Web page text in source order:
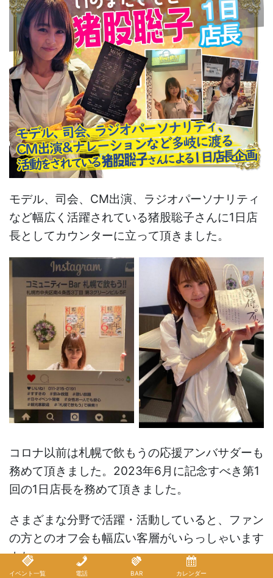
モデル、司会、CM出演、ラジオパーソナリティ
など幅広く活躍されている猪股聡子さんに1日店
長としてカウンターに立って頂きました。
コロナ以前は札幌で飲もうの応援アンバサダーも
務めて頂きました。2023年6月に記念すべき第1
回の1日店長を務めて頂きました。
さまざまな分野で活躍・活動していると、ファン
の方とのオフ会も幅広い客層がいらっしゃいます
よね。
イベント一覧 電話 BAR カレンダー